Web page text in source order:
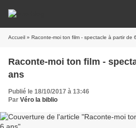
Accueil » Raconte-moi ton film - spectacle à partir de
Raconte-moi ton film -
ans
Publié le 18/10/2017 à 13:46
Par Véro la biblio